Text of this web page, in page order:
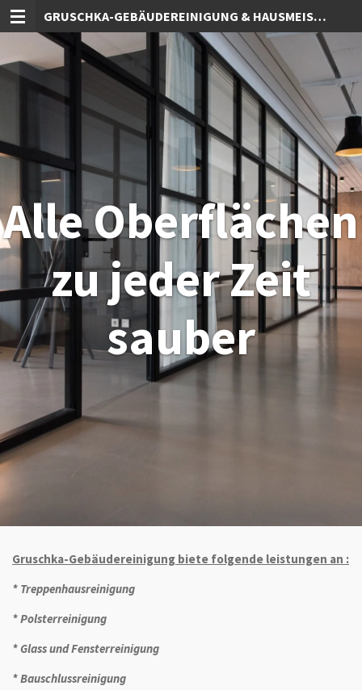
Zum
Hauptinhalt
GRUSCHKA-GEBÄUDEREINIGUNG & HAUSMEISTERSERVICE
Alle Oberflächen
zu jeder Zeit
sauber
Gruschka-Gebäudereinigung biete folgende leistungen an :
* Treppenhausreinigung
* Polsterreinigung
* Glass und Fensterreinigung
* Bauschlussreinigung